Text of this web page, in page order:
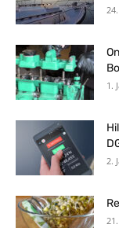
1.
2.